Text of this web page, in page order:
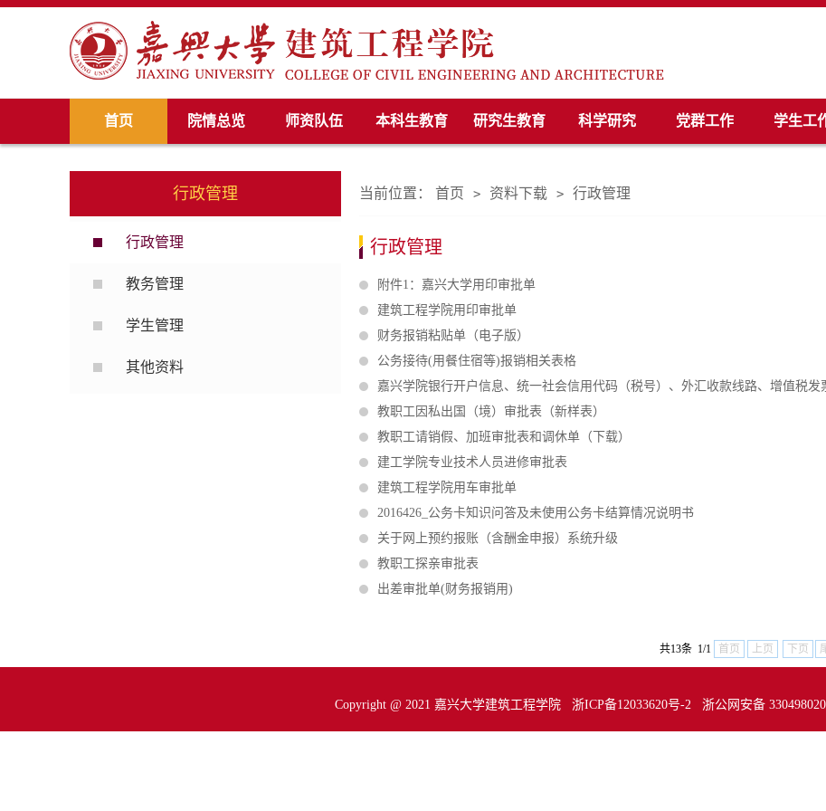
首页 院情总览 师资队伍 本科生教育 研究生教育 科学研究 党群工作 学生工
行政管理
行政管理
教务管理
学生管理
其他资料
当前位置： 首页 > 资料下载 > 行政管理
行政管理
附件1：嘉兴大学用印审批单
建筑工程学院用印审批单
财务报销粘贴单（电子版）
公务接待(用餐住宿等)报销相关表格
嘉兴学院银行开户信息、统一社会信用代码（税号）、外汇收款线路、增值税发
教职工因私出国（境）审批表（新样表）
教职工请销假、加班审批表和调休单（下载）
建工学院专业技术人员进修审批表
建筑工程学院用车审批单
2016426_公务卡知识问答及未使用公务卡结算情况说明书
关于网上预约报账（含酬金申报）系统升级
教职工探亲审批表
出差审批单(财务报销用)
共13条 1/1 首页 上页 下页
Copyright @ 2021 嘉兴大学建筑工程学院 浙ICP备12033620号-2 浙公网安备